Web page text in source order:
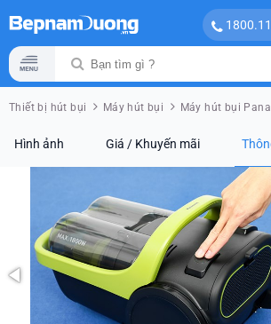
Thiết bị hút bụi Máy hút bụi Máy hút bụi
Hình ảnh Giá / Khuyến mãi